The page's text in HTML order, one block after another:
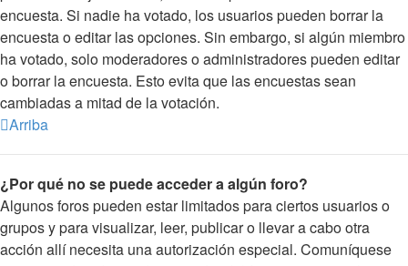
encuesta. Si nadie ha votado, los usuarios pueden borrar la
encuesta o editar las opciones. Sin embargo, si algún miembro
ha votado, solo moderadores o administradores pueden editar
o borrar la encuesta. Esto evita que las encuestas sean
cambiadas a mitad de la votación.
Arriba
¿Por qué no se puede acceder a algún foro?
Algunos foros pueden estar limitados para ciertos usuarios o
grupos y para visualizar, leer, publicar o llevar a cabo otra
acción allí necesita una autorización especial. Comuníquese